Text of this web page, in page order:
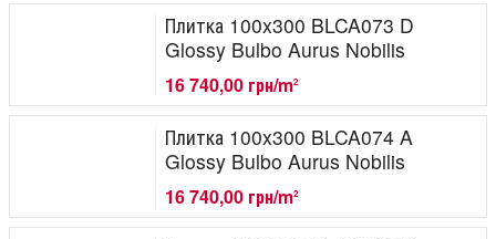
Плитка 100x300 BLCA073 D
Glossy Bulbo Aurus Nobilis
16 740,00 грн/m2
Плитка 100x300 BLCA074 A
Glossy Bulbo Aurus Nobilis
16 740,00 грн/m2